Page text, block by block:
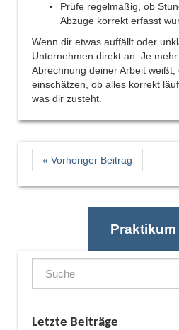
Prüfe regelmäßig, ob
Abzüge korrekt erfasst
Wenn dir etwas auffällt oder
Unternehmen direkt an. Je
Abrechnung deiner Arbeit
einschätzen, ob alles korrekt
was dir zusteht.
« Vorheriger Beitrag
Letzte Beiträge